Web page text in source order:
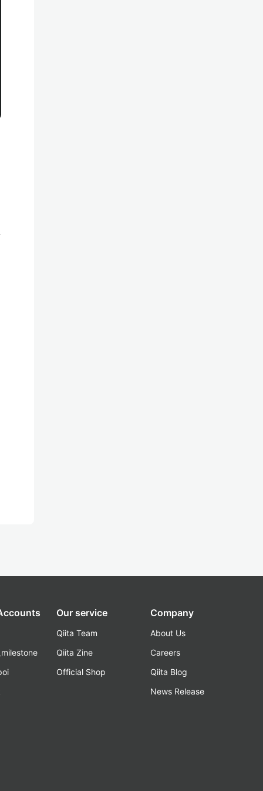
Our service
Qiita Team
Qiita Zine
Official Shop
Company
About Us
Careers
Qiita Blog
News Release